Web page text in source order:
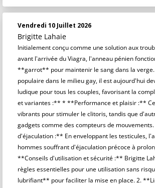
Vendredi 10 Juillet 2026
Brigitte Lahaie
Initialement conçu comme une solution aux
avant l'arrivée du Viagra, l'anneau pénien
**garrot** pour maintenir le sang dans la verge.
populaire dans le milieu gay, il est aujourd'hui
ludique pour tous les couples, favorisant la
et variantes :** * **Performance et plaisir :**
vibrants pour stimuler le clitoris, tandis que
gadgets comme des compteurs de
d'éjaculation :** En enveloppant les testicules,
hommes souffrant d'éjaculation précoce à
**Conseils d'utilisation et sécurité :** Brigitte
règles essentielles pour une utilisation sans
lubrifiant** pour faciliter la mise en place. 2.